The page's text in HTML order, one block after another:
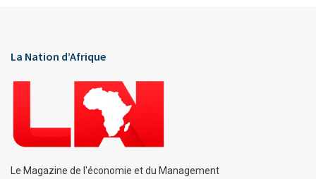
La Nation d’Afrique
Le Magazine de l'économie et du Management